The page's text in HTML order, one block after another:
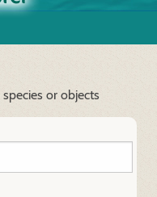
or objects